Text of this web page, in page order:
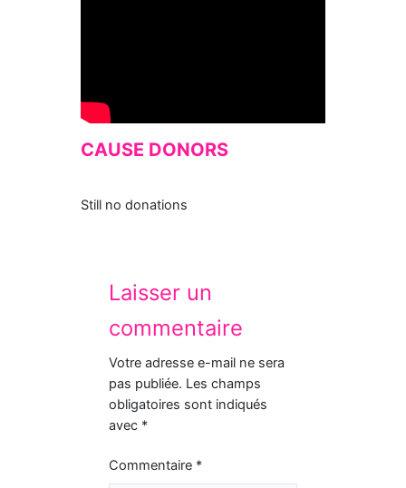
CAUSE DONORS
Still no donations
Laisser un
commentaire
Votre adresse e-mail ne sera
pas publiée. Les champs
obligatoires sont indiqués
avec *
Commentaire *